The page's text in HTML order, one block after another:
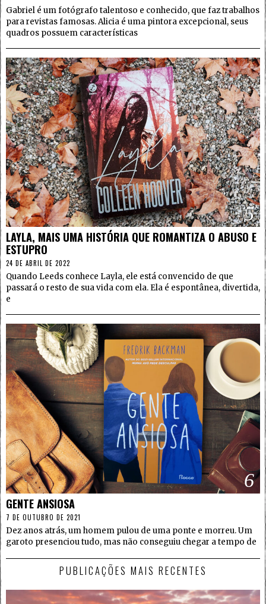
Gabriel é um fotógrafo talentoso e conhecido, que faz trabalhos
para revistas famosas. Alicia é uma pintora excepcional, seus
quadros possuem características
5
LAYLA, MAIS UMA HISTÓRIA QUE ROMANTIZA O ABUSO E
ESTUPRO
24 DE ABRIL DE 2022
Quando Leeds conhece Layla, ele está convencido de que
passará o resto de sua vida com ela. Ela é espontânea, divertida,
e
6
GENTE ANSIOSA
7 DE OUTUBRO DE 2021
Dez anos atrás, um homem pulou de uma ponte e morreu. Um
garoto presenciou tudo, mas não conseguiu chegar a tempo de
PUBLICAÇÕES MAIS RECENTES